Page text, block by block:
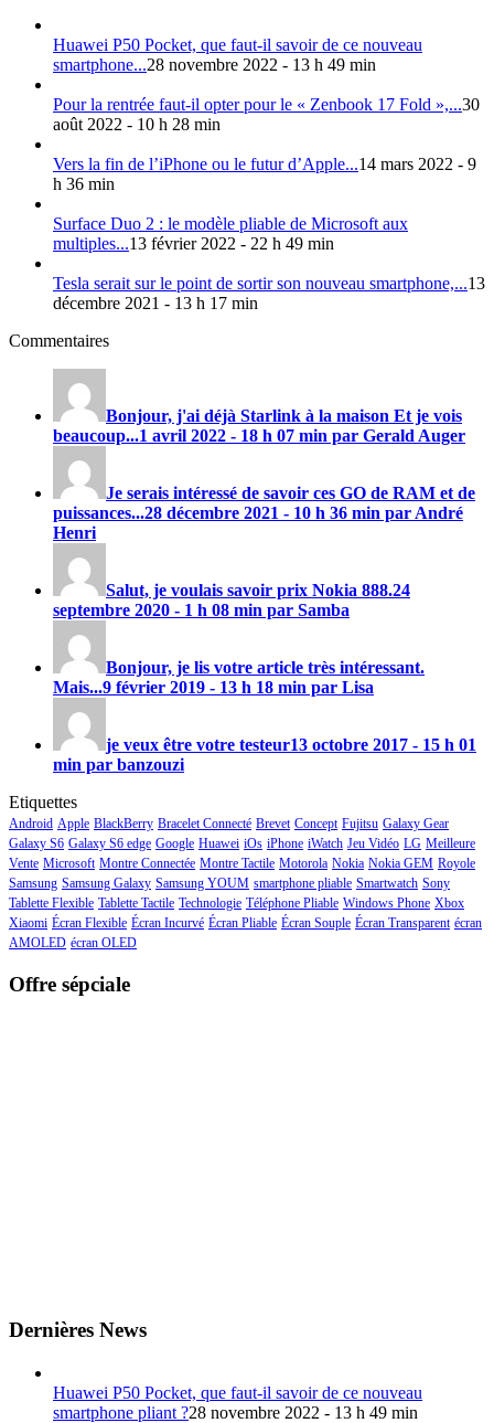
Huawei P50 Pocket, que faut-il savoir de ce nouveau
smartphone...28 novembre 2022 - 13 h 49 min
Pour la rentrée faut-il opter pour le « Zenbook 17 Fold »,...30
août 2022 - 10 h 28 min
Vers la fin de l’iPhone ou le futur d’Apple...14 mars 2022 - 9
h 36 min
Surface Duo 2 : le modèle pliable de Microsoft aux
multiples...13 février 2022 - 22 h 49 min
Tesla serait sur le point de sortir son nouveau smartphone,...13
décembre 2021 - 13 h 17 min
Commentaires
Bonjour, j'ai déjà Starlink à la maison Et je vois
beaucoup...1 avril 2022 - 18 h 07 min par Gerald Auger
Je serais intéressé de savoir ces GO de RAM et de
puissances...28 décembre 2021 - 10 h 36 min par André
Henri
Salut, je voulais savoir prix Nokia 888.24
septembre 2020 - 1 h 08 min par Samba
Bonjour, je lis votre article très intéressant.
Mais...9 février 2019 - 13 h 18 min par Lisa
je veux être votre testeur13 octobre 2017 - 15 h 01
min par banzouzi
Etiquettes
Android Apple BlackBerry Bracelet Connecté Brevet Concept Fujitsu Galaxy Gear
Galaxy S6 Galaxy S6 edge Google Huawei iOs iPhone iWatch Jeu Vidéo LG Meilleure
Vente Microsoft Montre Connectée Montre Tactile Motorola Nokia Nokia GEM Royole
Samsung Samsung Galaxy Samsung YOUM smartphone pliable Smartwatch Sony
Tablette Flexible Tablette Tactile Technologie Téléphone Pliable Windows Phone Xbox
Xiaomi Écran Flexible Écran Incurvé Écran Pliable Écran Souple Écran Transparent écran
AMOLED écran OLED
Offre sépciale
Dernières News
Huawei P50 Pocket, que faut-il savoir de ce nouveau
smartphone pliant ?28 novembre 2022 - 13 h 49 min